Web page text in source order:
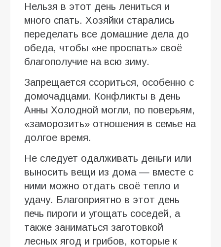
Нельзя в этот день лениться и
много спать. Хозяйки старались
переделать все домашние дела до
обеда, чтобы «не проспать» своё
благополучие на всю зиму.
Запрещается ссориться, особенно с
домочадцами. Конфликты в день
Анны Холодной могли, по поверьям,
«заморозить» отношения в семье на
долгое время.
Не следует одалживать деньги или
выносить вещи из дома — вместе с
ними можно отдать своё тепло и
удачу. Благоприятно в этот день
печь пироги и угощать соседей, а
также заниматься заготовкой
лесных ягод и грибов, которые к